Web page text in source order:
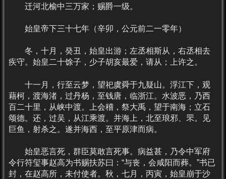
迁河北榆中三万家；赐爵一级。
始皇帝下三十七年（辛卯，公元前二一零年）
冬，十月，癸丑，始皇出游；左丞相斯从，右丞相去
疾守。始皇二十馀子，少子胡亥最爱，请从；上许之。
十一月，行至云梦，望祀虞舜于九疑山。浮江下，观
藉柯，渡海渚，过丹杨，至钱唐，临浙江。水波恶，乃西
百二十里，从峡中渡。上会稽，祭大禹，望于南海；立石
颂德。还，过吴，从江乘渡。并海上，北至琅邪、罘。见
巨鱼，射杀之。遂并海西，至平原津而病。
始皇恶言死，群臣莫敢言死事。病益甚，乃令中军府
令行符玺事赵高为书赐扶苏曰：“与丧，会咸阳而葬。”书已
封，在赵高所，未付使者。秋，七月，丙寅，始皇崩于沙